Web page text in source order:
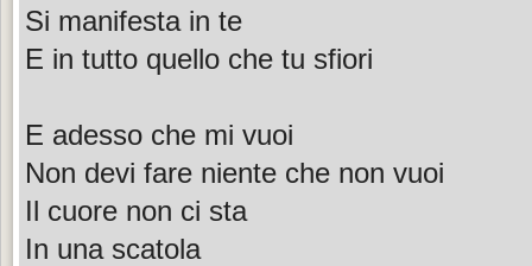
Si manifesta in te
E in tutto quello che tu sfiori
E adesso che mi vuoi
Non devi fare niente che non vuoi
Il cuore non ci sta
In una scatola